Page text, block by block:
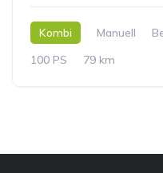
Kombi Manuell
100 PS
79 km